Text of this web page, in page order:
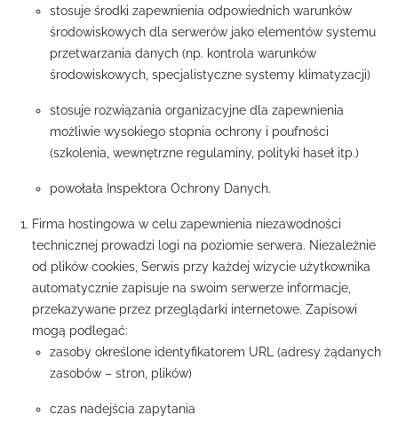
stosuje środki zapewnienia odpowiednich warunków
środowiskowych dla serwerów jako elementów systemu
przetwarzania danych (np. kontrola warunków
środowiskowych, specjalistyczne systemy klimatyzacji)
stosuje rozwiązania organizacyjne dla zapewnienia
możliwie wysokiego stopnia ochrony i poufności
(szkolenia, wewnętrzne regulaminy, polityki haseł itp.)
powołała Inspektora Ochrony Danych.
Firma hostingowa w celu zapewnienia niezawodności
technicznej prowadzi logi na poziomie serwera. Niezależnie
od plików cookies, Serwis przy każdej wizycie użytkownika
automatycznie zapisuje na swoim serwerze informacje,
przekazywane przez przeglądarki internetowe. Zapisowi
mogą podlegać:
zasoby określone identyfikatorem URL (adresy żądanych
zasobów – stron, plików)
czas nadejścia zapytania